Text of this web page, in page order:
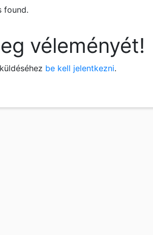
found.
véleményét!
be kell jelentkezni.